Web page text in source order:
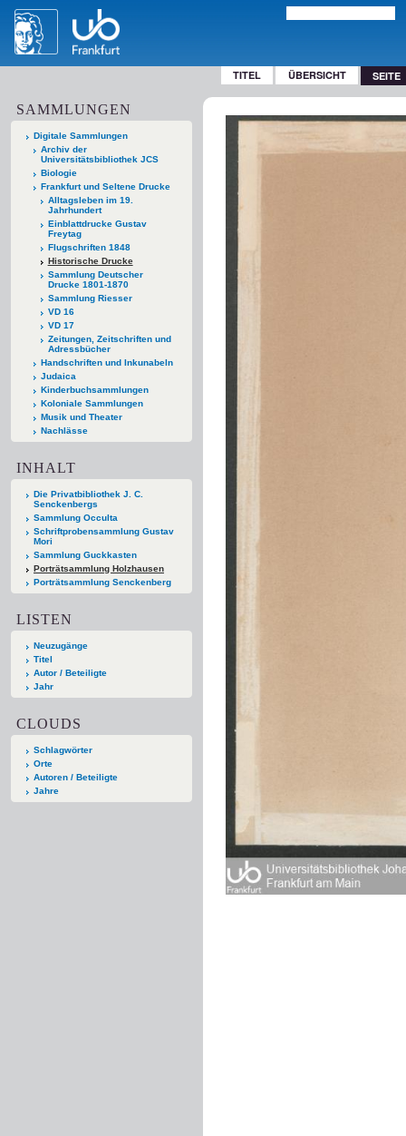
TITEL ÜBERSICHT SEITE
SAMMLUNGEN
Digitale Sammlungen
Archiv der
Universitätsbibliothek JCS
Biologie
Frankfurt und Seltene Drucke
Alltagsleben im 19.
Jahrhundert
Einblattdrucke Gustav
Freytag
Flugschriften 1848
Historische Drucke
Sammlung Deutscher
Drucke 1801-1870
Sammlung Riesser
VD 16
VD 17
Zeitungen, Zeitschriften und
Adressbücher
Handschriften und Inkunabeln
Judaica
Kinderbuchsammlungen
Koloniale Sammlungen
Musik und Theater
Nachlässe
INHALT
Die Privatbibliothek J. C.
Senckenbergs
Sammlung Occulta
Schriftprobensammlung Gustav
Mori
Sammlung Guckkasten
Porträtsammlung Holzhausen
Porträtsammlung Senckenberg
LISTEN
Neuzugänge
Titel
Autor / Beteiligte
Jahr
CLOUDS
Schlagwörter
Orte
Autoren / Beteiligte
Jahre